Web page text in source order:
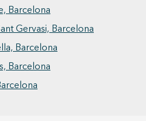
servei amb bany propi,
a dormitori auxiliar,
En total, la
comoditat i una
Barcelona
Gervasi, Barcelona
Barcelona
Barcelona